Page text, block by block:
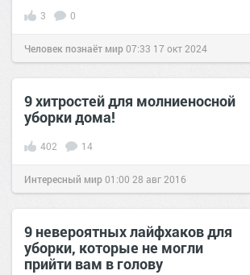
3 0
Человек познаёт мир07:33 17 окт 2024
9 хитростей для молниеносной
уборки дома!
402 14
Интересный мир01:00 28 авг 2016
9 невероятных лайфхаков для
уборки, которые не могли
прийти вам в голову